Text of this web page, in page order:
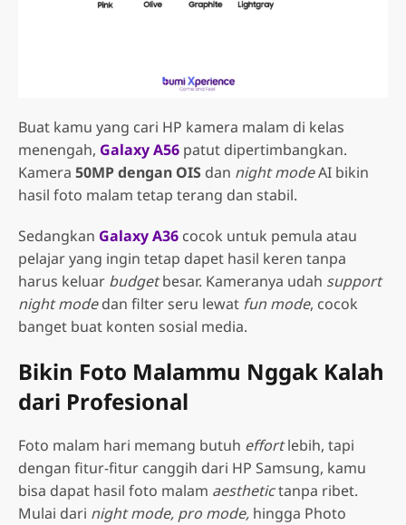
Buat kamu yang cari HP kamera malam di kelas
menengah, Galaxy A56 patut dipertimbangkan.
Kamera 50MP dengan OIS dan night modeAI bikin
hasil foto malam tetap terang dan stabil.
Sedangkan Galaxy A36 cocok untuk pemula atau
pelajar yang ingin tetap dapet hasil keren tanpa
harus keluar budgetbesar. Kameranya udah support
night modedan filter seru lewat fun mode, cocok
banget buat konten sosial media.
Bikin Foto Malammu Nggak Kalah
dari Profesional
Foto malam hari memang butuh effortlebih, tapi
dengan fitur-fitur canggih dari HP Samsung, kamu
bisa dapat hasil foto malam aesthetictanpa ribet.
Mulai dari night mode, pro mode, hingga Photo